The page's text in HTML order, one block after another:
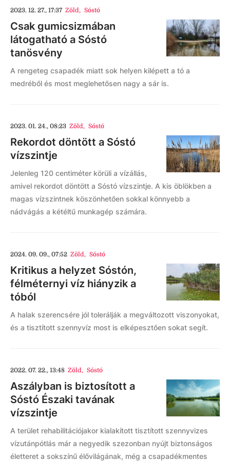
2023. 12. 27., 17:37 Zöld, Sóstó
Csak gumicsizmában
látogatható a Sóstó
tanösvény
A rengeteg csapadék miatt sok helyen kilépett a tó a
medréből és most meglehetősen nagy a sár is.
2023. 01. 24., 08:23 Zöld, Sóstó
Rekordot döntött a Sóstó
vízszintje
Jelenleg 120 centiméter körüli a vízállás,
amivel rekordot döntött a Sóstó vízszintje. A kis öblökben a
magas vízszintnek köszönhetően sokkal könnyebb a
nádvágás a kétéltű munkagép számára.
2024. 09. 09., 07:52 Zöld, Sóstó
Kritikus a helyzet Sóstón,
félméternyi víz hiányzik a
tóból
A halak szerencsére jól tolerálják a megváltozott viszonyokat,
és a tisztított szennyvíz most is elképesztően sokat segít.
2022. 07. 22., 13:48 Zöld, Sóstó
Aszályban is biztosított a
Sóstó Északi tavának
vízszintje
A terület rehabilitációjakor kialakított tisztított szennyvizes
vízutánpótlás már a negyedik szezonban nyújt biztonságos
életteret a sokszínű élővilágának, még a csapadékmentes